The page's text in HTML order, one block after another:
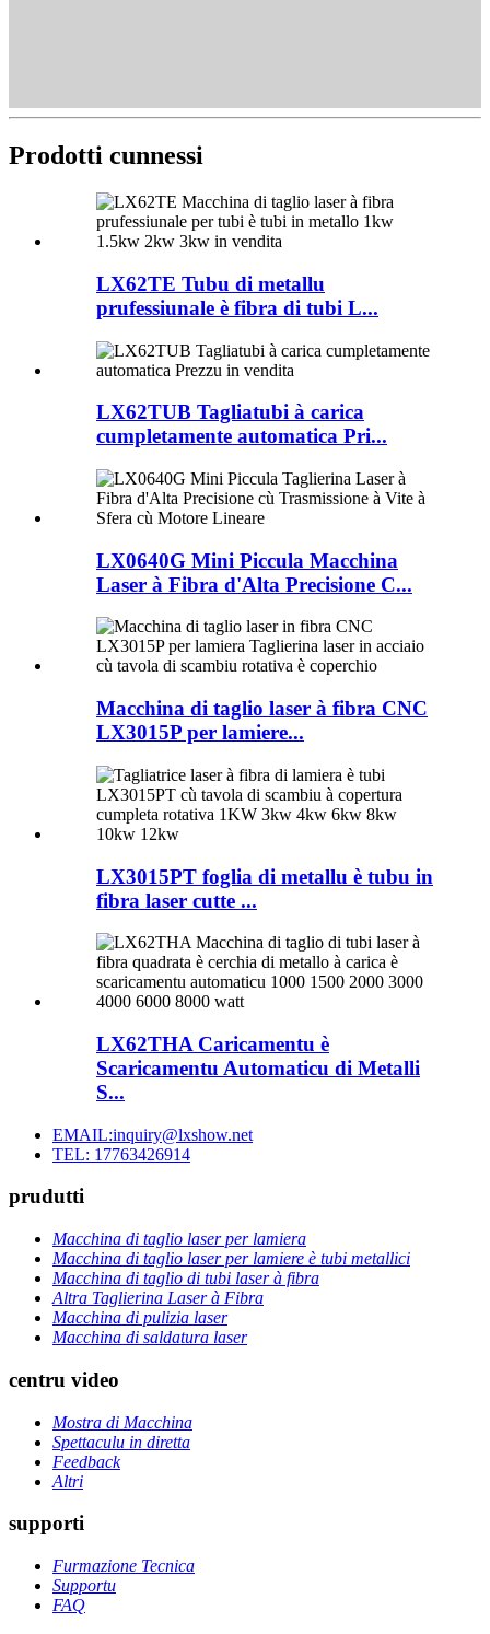
Prodotti cunnessi
LX62TE Tubu di metallu
prufessiunale è fibra di tubi L...
LX62TUB Tagliatubi à carica
cumpletamente automatica Pri...
LX0640G Mini Piccula Macchina
Laser à Fibra d'Alta Precisione C...
Macchina di taglio laser à fibra CNC
LX3015P per lamiere...
LX3015PT foglia di metallu è tubu in
fibra laser cutte ...
LX62THA Caricamentu è
Scaricamentu Automaticu di Metalli
S...
EMAIL:inquiry@lxshow.net
TEL: 17763426914
prudutti
Macchina di taglio laser per lamiera
Macchina di taglio laser per lamiere è tubi metallici
Macchina di taglio di tubi laser à fibra
Altra Taglierina Laser à Fibra
Macchina di pulizia laser
Macchina di saldatura laser
centru video
Mostra di Macchina
Spettaculu in diretta
Feedback
Altri
supporti
Furmazione Tecnica
Supportu
FAQ